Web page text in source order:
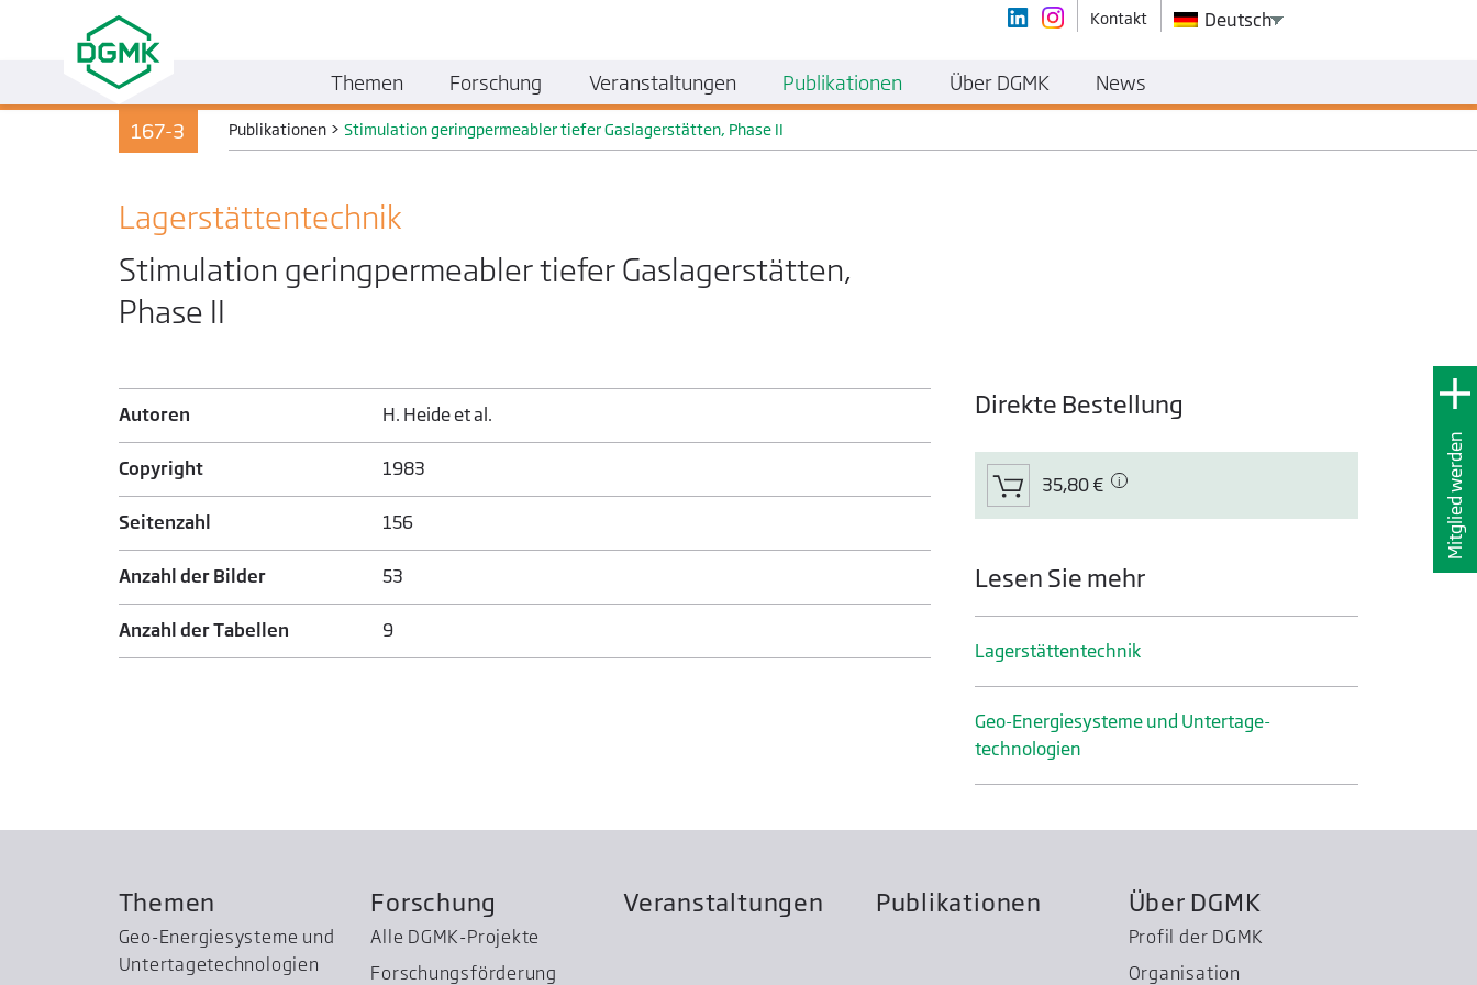
Mitglied werden
167-3 Publikationen >Stimulation geringpermeabler tiefer Gaslagerstätten, Phase II
Lager­stätten­technik
Stimulation geringpermeabler tiefer Gaslagerstätten,
Phase II
Autoren H. Heide et al.
Copyright 1983
Seitenzahl 156
Anzahl der Bilder 53
Anzahl der Tabellen 9
Direkte Bestellung
35,80 €
Lesen Sie mehr
Lager­stätten­technik
Geo-Energiesysteme und Untertage­
technologien
Themen
Geo-Energiesysteme und
Untertage­technologien
Forschung
Alle DGMK-Projekte
Forschungsförderung
Veranstaltungen Publikationen Über DGMK
Profil der DGMK
Organisation
Kontakt Deutsch
Themen Forschung Veranstaltungen Publikationen Über DGMK News